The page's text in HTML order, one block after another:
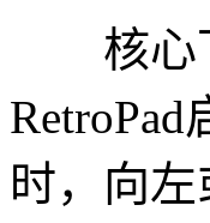
核心下
时，向